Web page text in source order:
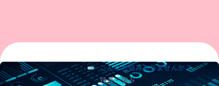
こんなお悩みありませんか？
特長・強み